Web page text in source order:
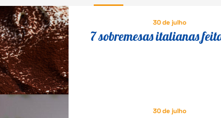
30 de julho
7 sobremesas italianas
30 de julho